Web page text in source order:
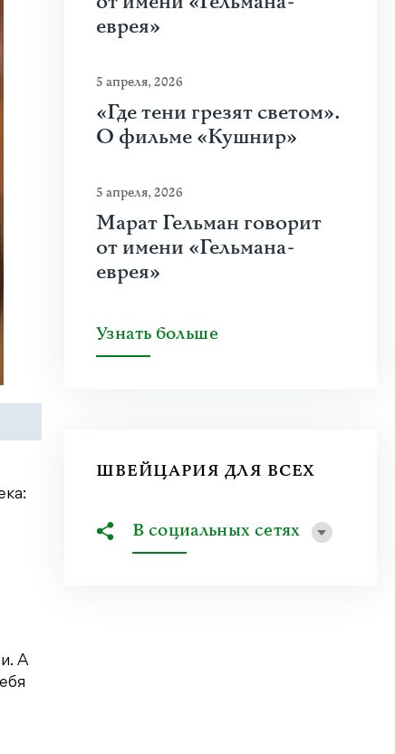
А
еврея»
5 апреля, 2026
«Где тени грезят светом».
О фильме «Кушнир»
5 апреля, 2026
Марат Гельман говорит
от имени «Гельмана-
еврея»
Узнать больше
ШВЕЙЦАРИЯ ДЛЯ ВСЕХ
В социальных сетях